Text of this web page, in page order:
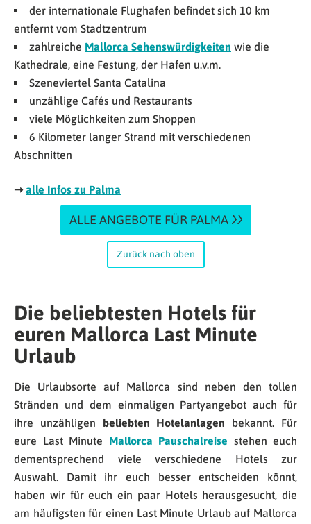
der internationale Flughafen befindet sich 10 km
entfernt vom Stadtzentrum
zahlreiche Mallorca Sehenswürdigkeiten wie die
Kathedrale, eine Festung, der Hafen u.v.m.
Szeneviertel Santa Catalina
unzählige Cafés und Restaurants
viele Möglichkeiten zum Shoppen
6 Kilometer langer Strand mit verschiedenen
Abschnitten
➝alle Infos zu Palma
ALLE ANGEBOTE FÜR PALMA
Zurück nach oben
Die beliebtesten Hotels für
euren Mallorca Last Minute
Urlaub
Die Urlaubsorte auf Mallorca sind neben den tollen
Stränden und dem einmaligen Partyangebot auch für
ihre unzähligen
beliebten Hotelanlagen bekannt. Für
eure Last Minute Mallorca Pauschalreise stehen euch
dementsprechend viele verschiedene Hotels zur
Auswahl. Damit ihr euch besser entscheiden könnt,
haben wir für euch ein paar Hotels herausgesucht, die
am häufigsten für einen Last Minute Urlaub auf Mallorca